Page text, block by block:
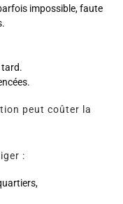
impossible, faute
tard.
peut coûter la
: